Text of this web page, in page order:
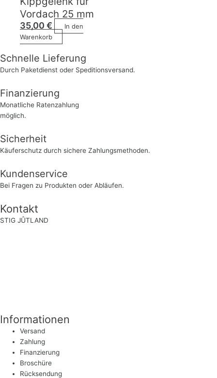
Vordach 25 mm
35,00€
In den
Warenkorb
Schnelle Lieferung
Durch Paketdienst oder Speditionsversand.
Finanzierung
Monatliche Ratenzahlung
möglich.
Sicherheit
Käuferschutz durch sichere Zahlungsmethoden.
Kundenservice
Bei Fragen zu Produkten oder Abläufen.
Kontakt
STIG JÛTLAND
Informationen
Versand
Zahlung
Finanzierung
Broschüre
Rücksendung